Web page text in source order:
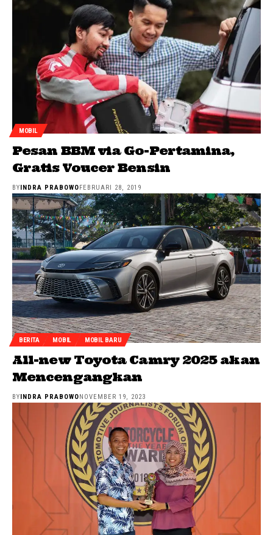
MOBIL
Pesan BBM via Go-Pertamina,
Gratis Voucer Bensin
BY INDRA PRABOWO FEBRUARI 28, 2019
BERITA MOBIL MOBIL BARU
All-new Toyota Camry 2025 akan
Mencengangkan
BY INDRA PRABOWO NOVEMBER 19, 2023